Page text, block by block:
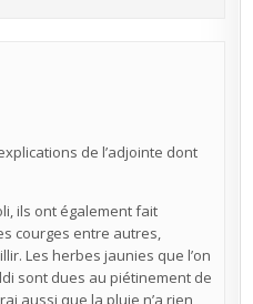
de l’adjointe dont
ils ont également fait
courges entre autres,
Les herbes jaunies que l’on
sont dues au piétinement de
aussi que la pluie n’a rien